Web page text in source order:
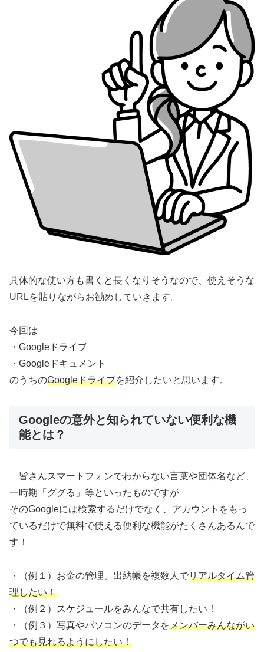
具体的な使い方も書くと長くなりそうなので、使えそうな
URLを貼りながらお勧めしていきます。
今回は
・Googleドライブ
・Googleドキュメント
のうちのGoogleドライブを紹介したいと思います。
Googleの意外と知られていない便利な機
能とは？
皆さんスマートフォンでわからない言葉や団体名など、
一時期「ググる」等といったものですが
そのGoogleには検索するだけでなく、アカウントをもっ
ているだけで無料で使える便利な機能がたくさんあるんで
す！
・（例１）お金の管理、出納帳を複数人でリアルタイム管
理したい！
・（例２）スケジュールをみんなで共有したい！
・（例３）写真やパソコンのデータをメンバーみんながい
つでも見れるようにしたい！